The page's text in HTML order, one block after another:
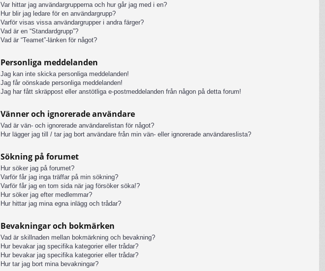
Var hittar jag användargrupperna och hur går jag med i en?
Hur blir jag ledare för en användargrupp?
Varför visas vissa användargrupper i andra färger?
Vad är en “Standardgrupp”?
Vad är “Teamet”-länken för något?
Personliga meddelanden
Jag kan inte skicka personliga meddelanden!
Jag får oönskade personliga meddelanden!
Jag har fått skräppost eller anstötliga e-postmeddelanden från någon på detta forum!
Vänner och ignorerade användare
Vad är vän- och ignorerade användarelistan för något?
Hur lägger jag till / tar jag bort användare från min vän- eller ignorerade användareslista?
Sökning på forumet
Hur söker jag på forumet?
Varför får jag inga träffar på min sökning?
Varför får jag en tom sida när jag försöker söka!?
Hur söker jag efter medlemmar?
Hur hittar jag mina egna inlägg och trådar?
Bevakningar och bokmärken
Vad är skillnaden mellan bokmärkning och bevakning?
Hur bevakar jag specifika kategorier eller trådar?
Hur bevakar jag specifika kategorier eller trådar?
Hur tar jag bort mina bevakningar?